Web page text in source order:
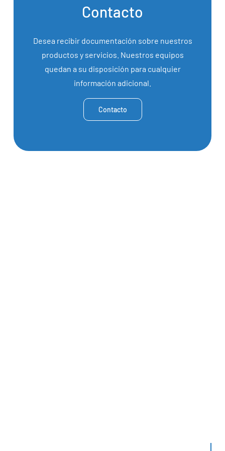
Contacto
Desea recibir documentación sobre nuestros
productos y servicios. Nuestros equipos
quedan a su disposición para cualquier
información adicional.
Contacto